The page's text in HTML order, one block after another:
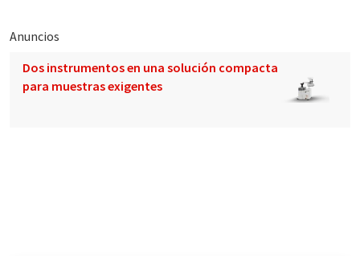
Anuncios
Dos instrumentos en una solución compacta
para muestras exigentes